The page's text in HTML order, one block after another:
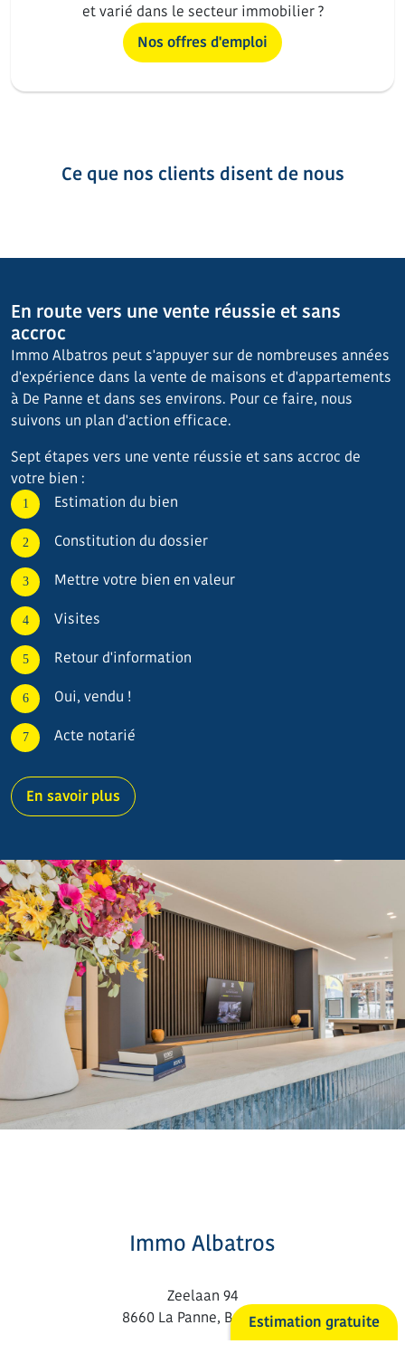
et varié dans le secteur immobilier ?
Nos offres d'emploi
Ce que nos clients disent de nous
En route vers une vente réussie et sans
accroc
Immo Albatros peut s'appuyer sur de nombreuses années
d'expérience dans la vente de maisons et d'appartements
à De Panne et dans ses environs. Pour ce faire, nous
suivons un plan d'action efficace.
Sept étapes vers une vente réussie et sans accroc de
votre bien :
Estimation du bien
Constitution du dossier
Mettre votre bien en valeur
Visites
Retour d'information
Oui, vendu !
Acte notarié
En savoir plus
Immo Albatros
Zeelaan 94
8660 La Panne, BelgiqueEstimation gratuite